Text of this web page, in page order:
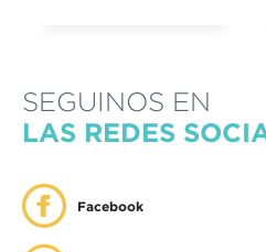
SEGUINOS EN
LAS REDES
Facebook